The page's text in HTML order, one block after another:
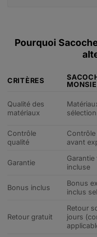
Pourquoi
CRITÈRES
Qualité des
matériaux
Contrôle
qualité
avant
Garantie
incluse
Bonus inclus
Bonus
inclus
Retour gratuit
Retour
jours